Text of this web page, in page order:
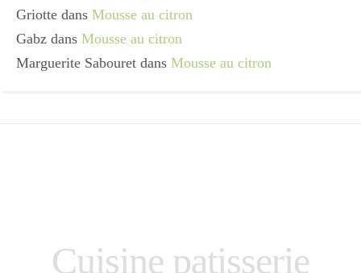
Griotte dans Mousse au citron
Gabz dans Mousse au citron
Marguerite Sabouret dans Mousse au citron
Cuisine patisserie